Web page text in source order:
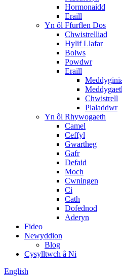
Hormonaidd
Eraill
Yn ôl Ffurflen Dos
Chwistrelliad
Hylif Llafar
Bolws
Powdwr
Eraill
Chwistrell
Plaladdwr
Yn ôl Rhywogaeth
Camel
Ceffyl
Gwartheg
Gafr
Defaid
Moch
Cwningen
Ci
Cath
Dofednod
Aderyn
Fideo
Newyddion
Blog
Cysylltwch â Ni
English